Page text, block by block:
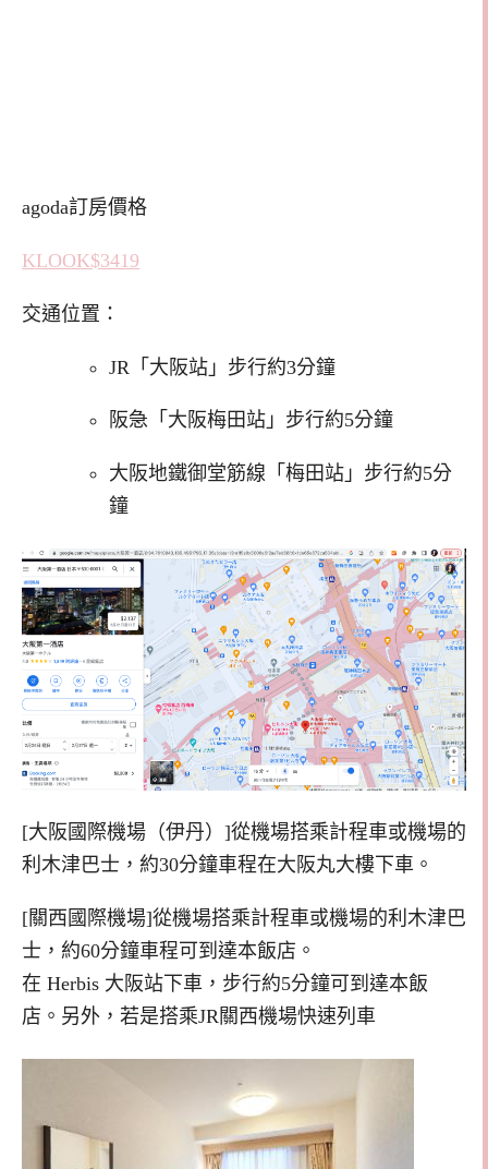
agoda訂房價格
KLOOK$3419
交通位置：
JR「大阪站」步行約3分鐘
阪急「大阪梅田站」步行約5分鐘
大阪地鐵御堂筋線「梅田站」步行約5分
鐘
[大阪國際機場（伊丹）]從機場搭乘計程車或機場的
利木津巴士，約30分鐘車程在大阪丸大樓下車。
[關西國際機場]從機場搭乘計程車或機場的利木津巴
士，約60分鐘車程可到達本飯店。
在 Herbis 大阪站下車，步行約5分鐘可到達本飯
店。另外，若是搭乘JR關西機場快速列車